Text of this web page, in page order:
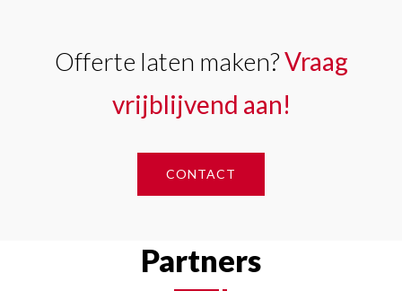
Offerte laten maken?Vraag
vrijblijvend aan!
CONTACT
Partners